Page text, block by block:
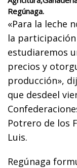
Regúnaga.
«Para la leche
la
estudiaremos
precios y
producción»,
que desdeel
Potrero de los
Luis.
Regúnaga